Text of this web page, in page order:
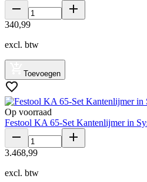
340,99
excl. btw
Toevoegen
Op voorraad
Festool KA 65-Set Kantenlijmer in
3.468,99
excl. btw